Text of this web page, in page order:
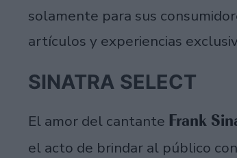
solamente para sus
artículos y experiencias
SINATRA SELECT
El amor del cantante Frank
el acto de brindar al público